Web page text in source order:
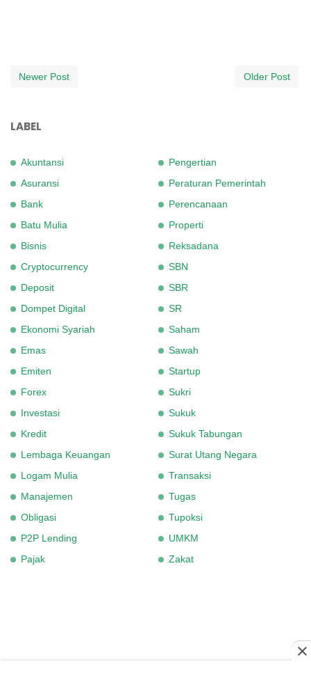
Newer Post Older Post
LABEL
Akuntansi
Asuransi
Bank
Batu Mulia
Bisnis
Cryptocurrency
Deposit
Dompet Digital
Ekonomi Syariah
Emas
Emiten
Forex
Investasi
Kredit
Lembaga Keuangan
Logam Mulia
Manajemen
Obligasi
P2P Lending
Pajak
Pengertian
Peraturan Pemerintah
Perencanaan
Properti
Reksadana
SBN
SBR
SR
Saham
Sawah
Startup
Sukri
Sukuk
Sukuk Tabungan
Surat Utang Negara
Transaksi
Tugas
Tupoksi
UMKM
Zakat